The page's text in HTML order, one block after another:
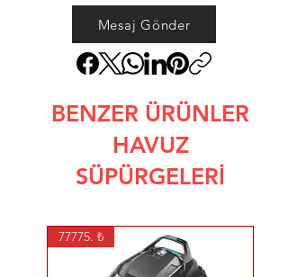
Mesaj Gönder
BENZER ÜRÜNLER
HAVUZ
SÜPÜRGELERİ
77775. ₺